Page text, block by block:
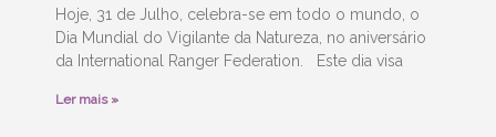
Hoje, 31 de Julho, celebra-se em todo o mundo, o
Dia Mundial do Vigilante da Natureza, no aniversário
da International Ranger Federation. Este dia visa
Ler mais »